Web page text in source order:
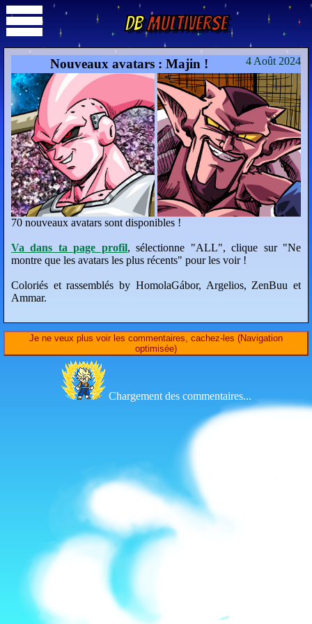
DBMultiverse
4 Août 2024
Nouveaux avatars : Majin !
70 nouveaux avatars sont disponibles !
Va dans ta page profil, sélectionne "ALL", clique sur "Ne
montre que les avatars les plus récents" pour les voir !
Coloriés et rassemblés by HomolaGábor, Argelios, ZenBuu et
Ammar.
Je ne veux plus voir les commentaires, cachez-les (Navigation
optimisée)
Chargement des commentaires...